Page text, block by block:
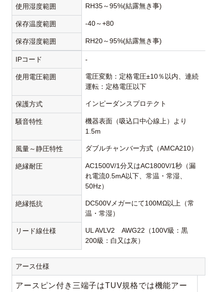
使用湿度範囲 RH35～95%(結露無き事)
保存温度範囲 -40～+80
保存湿度範囲 RH20～95%(結露無き事)
IPコード -
使用電圧範囲
電圧変動：定格電圧±10％以内、連続
運転：定格電圧以下
保護方式 インピーダンスプロテクト
騒音特性
機器表面（吸込口中心線上）より
1.5m
風量～静圧特性 ダブルチャンバー方式（AMCA210）
絶縁耐圧
AC1500V/1分又はAC1800V/1秒（漏
れ電流0.5mA以下、常温・常湿、
50Hz）
絶縁抵抗
DC500Vメガーにて100MΩ以上（常
温・常湿）
リード線仕様
UL AVLV2 AWG22（100V級：黒
200級：白又は灰）
アース仕様
アースピン付き三端子はTUV規格では機能アー